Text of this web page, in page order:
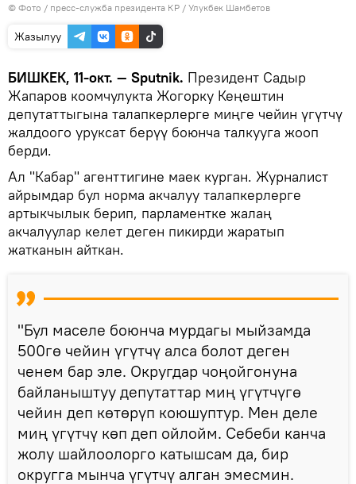
© Фото / пресс-служба президента КР / Улукбек Шамбетов
Жазылуу
БИШКЕК, 11-окт. — Sputnik. Президент Садыр
Жапаров коомчулукта Жогорку Кеңештин
депутаттыгына талапкерлерге миңге чейин үгүтчү
жалдоого уруксат берүү боюнча талкууга жооп
берди.
Ал "Кабар" агенттигине маек курган. Журналист
айрымдар бул норма акчалуу талапкерлерге
артыкчылык берип, парламентке жалаң
акчалуулар келет деген пикирди жаратып
жатканын айткан.
"Бул маселе боюнча мурдагы мыйзамда
500гө чейин үгүтчү алса болот деген
ченем бар эле. Округдар чоңойгонуна
байланыштуу депутаттар миң үгүтчүгө
чейин деп көтөрүп коюшуптур. Мен деле
миң үгүтчү көп деп ойлойм. Себеби канча
жолу шайлоолорго катышсам да, бир
округга мынча үгүтчү алган эмесмин.